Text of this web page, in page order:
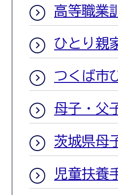
高等職業
ひとり親
つくば市
母子・父
茨城県母
児童扶養